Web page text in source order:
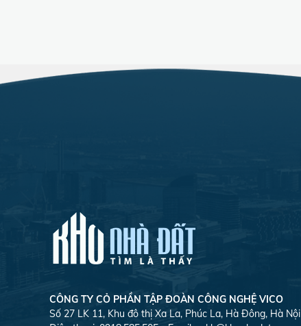
CÔNG TY CỎ PHẦN TẬP ĐOÀN CÔNG NGHỆ VICO
Số 27 LK 11, Khu đô thị Xa La, Phúc La, Hà Đông, Hà Nội